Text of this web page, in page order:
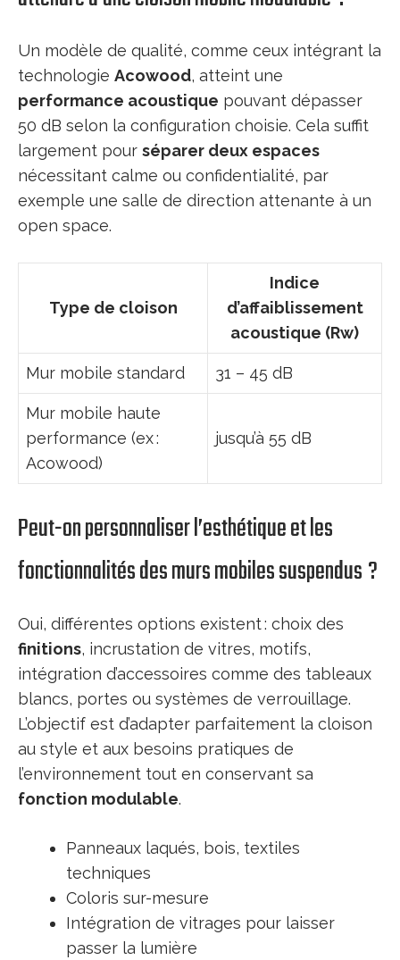
Un modèle de qualité, comme ceux intégrant la
technologie Acowood, atteint une
performance acoustique pouvant dépasser
50 dB selon la configuration choisie. Cela suffit
largement pour séparer deux espaces
nécessitant calme ou confidentialité, par
exemple une salle de direction attenante à un
open space.
Type de cloison
Indice
d’affaiblissement
acoustique (Rw)
Mur mobile standard 31 – 45 dB
Mur mobile haute
performance (ex :
Acowood)
jusqu’à 55 dB
Peut-on personnaliser l’esthétique et les
fonctionnalités des murs mobiles suspendus ?
Oui, différentes options existent : choix des
finitions, incrustation de vitres, motifs,
intégration d’accessoires comme des tableaux
blancs, portes ou systèmes de verrouillage.
L’objectif est d’adapter parfaitement la cloison
au style et aux besoins pratiques de
l’environnement tout en conservant sa
fonction modulable.
Panneaux laqués, bois, textiles
techniques
Coloris sur-mesure
Intégration de vitrages pour laisser
passer la lumière